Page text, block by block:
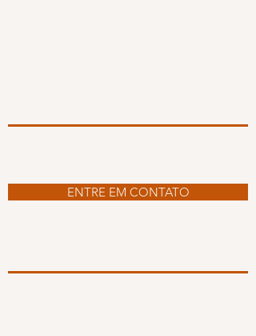
ENTRE EM CONTATO